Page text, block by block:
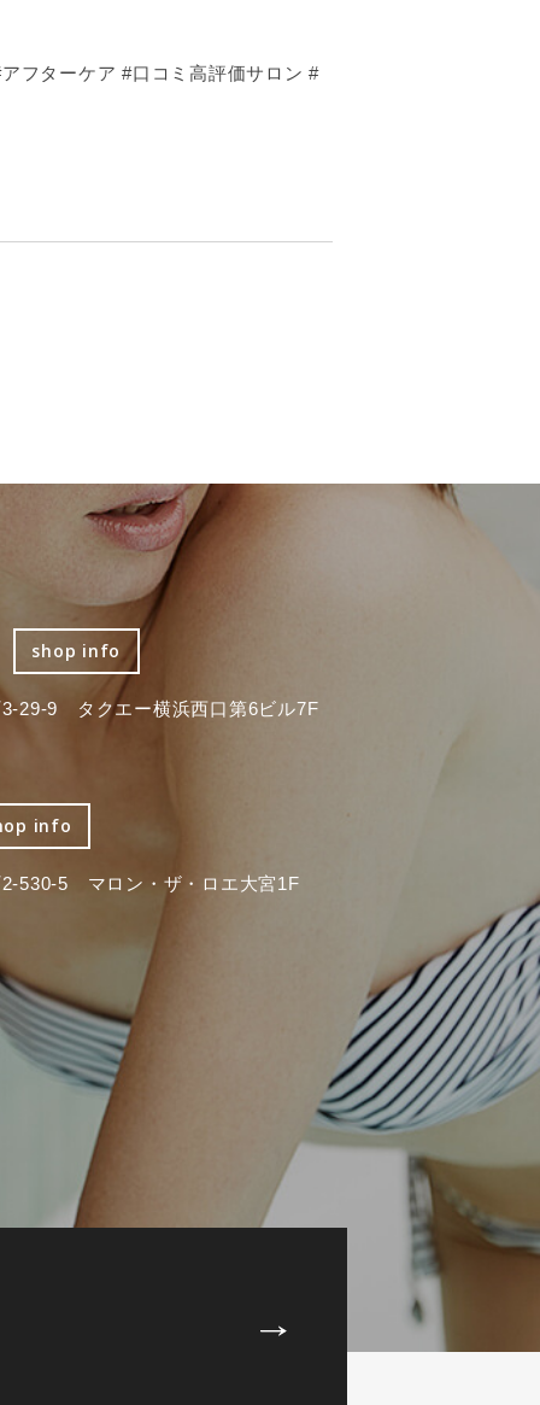
フターケア #口コミ高評価サロン #
shop info
29-9 タクエー横浜西口第6ビル7F
info
530-5 マロン・ザ・ロエ大宮1F